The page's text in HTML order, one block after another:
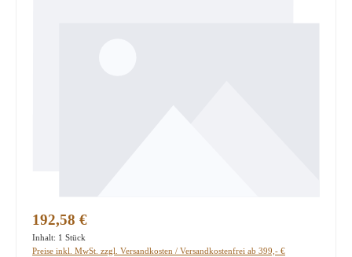
Regulärer Preis:
192,58 €
Inhalt: 1 Stück
Preise inkl. MwSt. zzgl. Versandkosten / Versandkostenfrei ab 399,- €